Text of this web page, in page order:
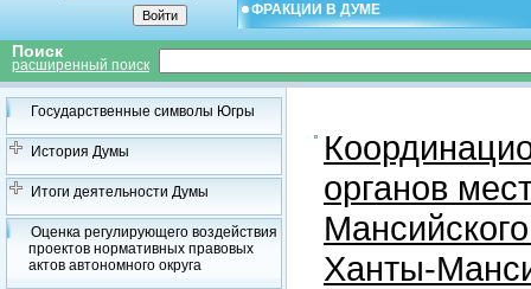
ФРАКЦИИ В ДУМЕ
Поиск
расширенный поиск
Государственные символы Югры
История Думы
Итоги деятельности Думы
Оценка регулирующего воздействия
проектов нормативных правовых
актов автономного округа
органов
Ханты-